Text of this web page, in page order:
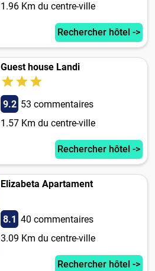
1.96 Km du centre-ville
Rechercher hôtel ->
Guest house Landi
9.2 53 commentaires
1.57 Km du centre-ville
Rechercher hôtel ->
Elizabeta Apartament
8.1 40 commentaires
3.09 Km du centre-ville
Rechercher hôtel ->